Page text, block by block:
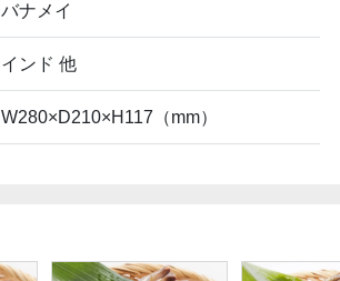
バナメイ
インド 他
W280×D210×H117（mm）